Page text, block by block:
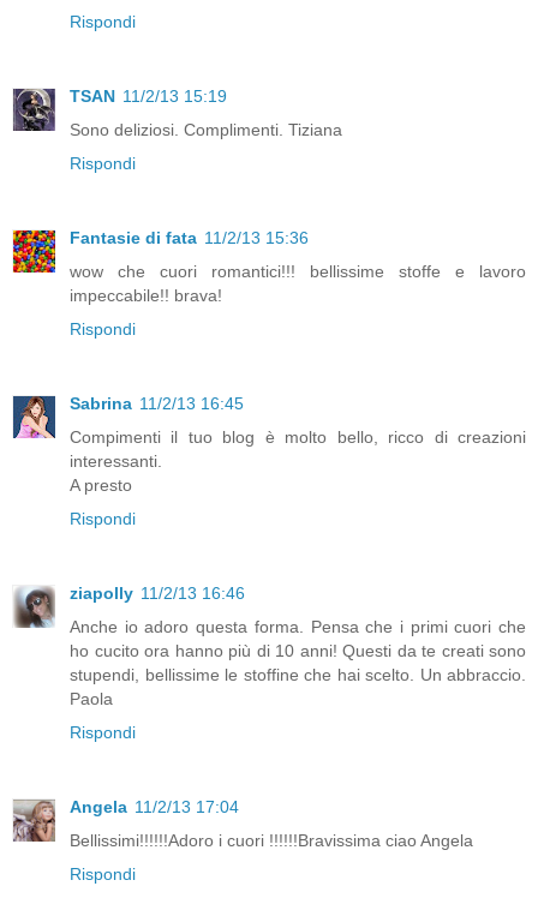
Rispondi
TSAN 11/2/13 15:19
Sono deliziosi. Complimenti. Tiziana
Rispondi
Fantasie di fata 11/2/13 15:36
wow che cuori romantici!!! bellissime stoffe e lavoro
impeccabile!! brava!
Rispondi
Sabrina 11/2/13 16:45
Compimenti il tuo blog è molto bello, ricco di creazioni
interessanti.
A presto
Rispondi
ziapolly 11/2/13 16:46
Anche io adoro questa forma. Pensa che i primi cuori che
ho cucito ora hanno più di 10 anni! Questi da te creati sono
stupendi, bellissime le stoffine che hai scelto. Un abbraccio.
Paola
Rispondi
Angela 11/2/13 17:04
Bellissimi!!!!!!Adoro i cuori !!!!!!Bravissima ciao Angela
Rispondi